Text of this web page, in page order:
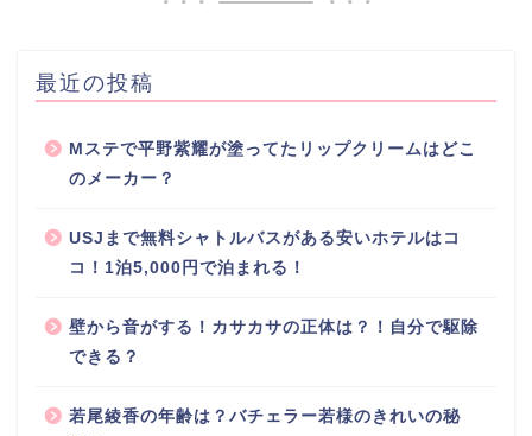
最近の投稿
Mステで平野紫耀が塗ってたリップクリームはどこ
のメーカー？
USJまで無料シャトルバスがある安いホテルはコ
コ！1泊5,000円で泊まれる！
壁から音がする！カサカサの正体は？！自分で駆除
できる？
若尾綾香の年齢は？バチェラー若様のきれいの秘